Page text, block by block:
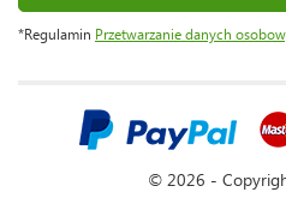
*Regulamin Przetwarzanie danych
© 2026 -